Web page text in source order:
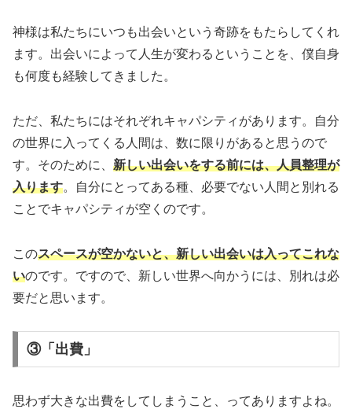
神様は私たちにいつも出会いという奇跡をもたらしてくれ
ます。出会いによって人生が変わるということを、僕自身
も何度も経験してきました。
ただ、私たちにはそれぞれキャパシティがあります。自分
の世界に入ってくる人間は、数に限りがあると思うので
す。そのために、 新しい出会いをする前には、人員整理が
入ります。自分にとってある種、必要でない人間と別れる
ことでキャパシティが空くのです。
このスペースが空かないと、新しい出会いは入ってこれな
いのです。ですので、新しい世界へ向かうには、別れは必
要だと思います。
③「出費」
思わず大きな出費をしてしまうこと、ってありますよね。